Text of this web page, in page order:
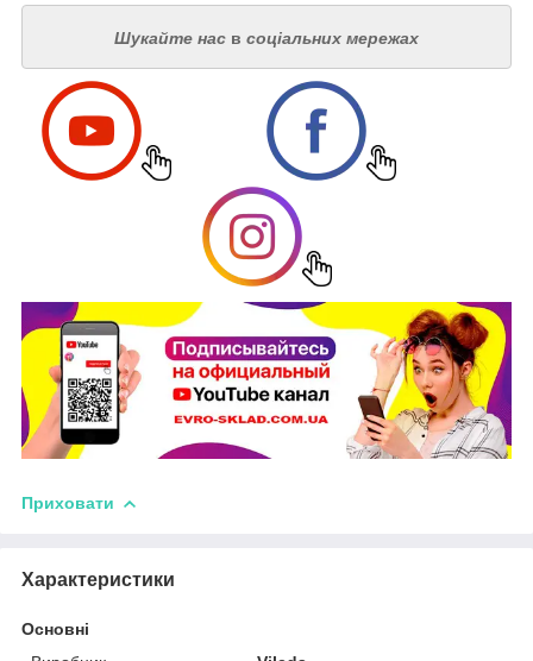
Шукайте нас в соціальних мережах
Приховати
Характеристики
Основні